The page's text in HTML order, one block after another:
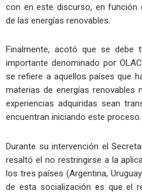
con en este discurso, en función
de las energías renovables.
Finalmente, acotó que se debe
importante denominado por
se refiere a aquellos países que
materias de energías renovables
experiencias adquiridas sean
encuentran iniciando este proceso.
Durante su intervención el
resaltó el no restringirse a la
los tres países (Argentina,
de esta socialización es que el